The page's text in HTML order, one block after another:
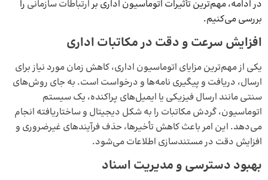
در ادامه، مهم‌ترین تأثیرات اتوماسیون اداری بر ارتباطات سازمانی را
بررسی می‌کنیم.
افزایش سرعت و دقت در مکاتبات اداری
یکی از مهم‌ترین مزایای اتوماسیون اداری، کاهش زمان مورد نیاز برای
ارسال، دریافت و پیگیری نامه‌ها و درخواست‌ است. به جای روش‌های
سنتی مانند ارسال فیزیکی یا ایمیل‌های پراکنده، یک سیستم
اتوماسیون، گردش مکاتبات را به شکل دیجیتال و ساختاریافته انجام
می‌دهد. این امر باعث کاهش تأخیرها، حذف فرآیندهای غیرضروری و
افزایش دقت در مستندسازی اطلاعات می‌شود.
بهبود دسترسی و مدیریت اسناد